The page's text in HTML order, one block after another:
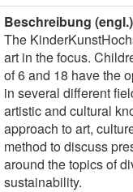
Beschreibung (engl.)
The
art in the focus.
of 6 and 18 have the
in several different
artistic and cultural
approach to art,
method to discuss
around the topics of
sustainability.